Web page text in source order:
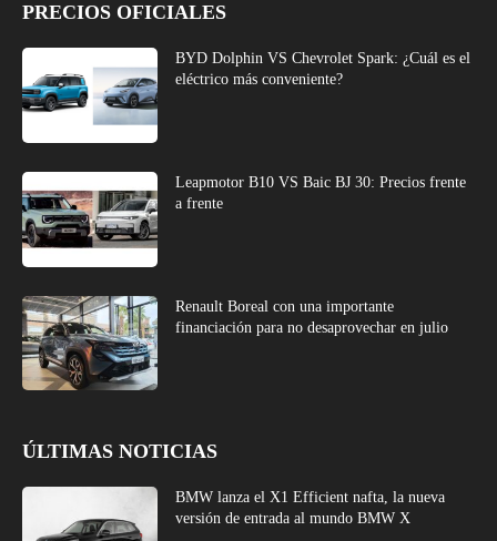
PRECIOS OFICIALES
BYD Dolphin VS Chevrolet Spark: ¿Cuál es el
eléctrico más conveniente?
Leapmotor B10 VS Baic BJ 30: Precios frente
a frente
Renault Boreal con una importante
financiación para no desaprovechar en julio
ÚLTIMAS NOTICIAS
BMW lanza el X1 Efficient nafta, la nueva
versión de entrada al mundo BMW X